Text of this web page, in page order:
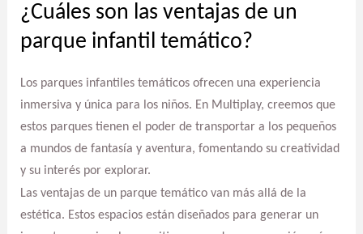
¿Cuáles son las ventajas de un
parque infantil temático?
Los parques infantiles temáticos ofrecen una experiencia
inmersiva y única para los niños. En Multiplay, creemos que
estos parques tienen el poder de transportar a los pequeños
a mundos de fantasía y aventura, fomentando su creatividad
y su interés por explorar.
Las ventajas de un parque temático van más allá de la
estética. Estos espacios están diseñados para generar un